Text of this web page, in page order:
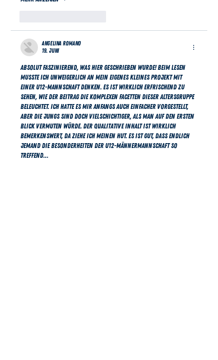
Angelina Romano
19. Juni
Absolut faszinierend, was hier geschrieben wurde! Beim Lesen
musste ich unweigerlich an mein eigenes kleines Projekt mit
einer U12-Mannschaft denken. Es ist wirklich erfrischend zu
sehen, wie der Beitrag die komplexen Facetten dieser Altersgruppe
beleuchtet. Ich hatte es mir anfangs auch einfacher vorgestellt,
aber die Jungs sind doch vielschichtiger, als man auf den ersten
Blick vermuten würde. Der qualitative Inhalt ist wirklich
bemerkenswert, da ziehe ich meinen Hut. Es ist gut, dass endlich
jemand die Besonderheiten der U12-Männermannschaft so
treffend…